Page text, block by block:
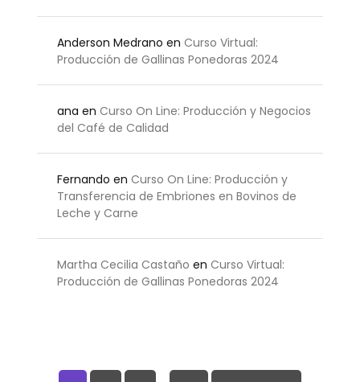
Anderson Medrano en Curso Virtual:
Producción de Gallinas Ponedoras 2024
ana en Curso On Line: Producción y Negocios
del Café de Calidad
Fernando en Curso On Line: Producción y
Transferencia de Embriones en Bovinos de
Leche y Carne
Martha Cecilia Castaño en Curso Virtual:
Producción de Gallinas Ponedoras 2024